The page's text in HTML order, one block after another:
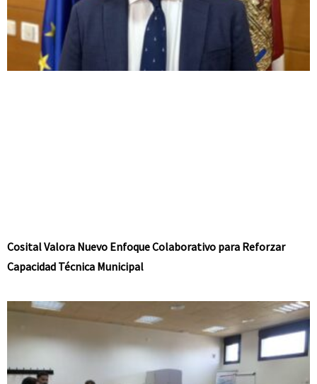
Cosital Valora Nuevo Enfoque Colaborativo para Reforzar
Capacidad Técnica Municipal